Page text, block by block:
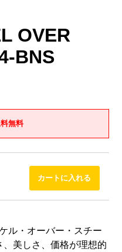
OVER
BNS
無料
ル・オーバー・スチー
美しさ、価格が理想的